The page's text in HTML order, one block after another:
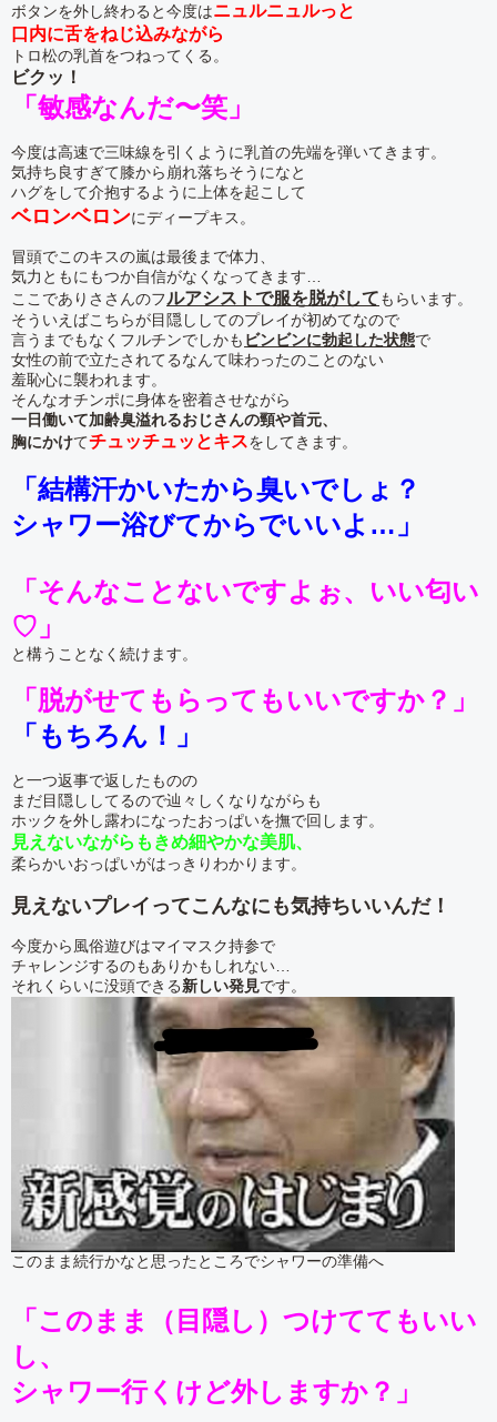
ボタンを外し終わると今度はニュルニュルっと
口内に舌をねじ込みながら
トロ松の乳首をつねってくる。
ビクッ！
「敏感なんだ〜笑」
今度は高速で三味線を引くように乳首の先端を弾いてきます。
気持ち良すぎて膝から崩れ落ちそうになと
ハグをして介抱するように上体を起こして
ベロンベロンにディープキス。
冒頭でこのキスの嵐は最後まで体力、
気力ともにもつか自信がなくなってきます…
ここでありささんのフルアシストで服を脱がしてもらいます。
そういえばこちらが目隠ししてのプレイが初めてなので
言うまでもなくフルチンでしかも ビンビンに勃起した状態で
女性の前で立たされてるなんて味わったのことのない
羞恥心に襲われます。
そんなオチンポに身体を密着させながら
一日働いて加齢臭溢れるおじさんの頸や首元、
胸にかけてチュッチュッとキスをしてきます。
「結構汗かいたから臭いでしょ？
シャワー浴びてからでいいよ…」
「そんなことないですよぉ、いい匂い
♡」
と構うことなく続けます。
「脱がせてもらってもいいですか？」
「もちろん！」
と一つ返事で返したものの
まだ目隠ししてるので辿々しくなりながらも
ホックを外し露わになったおっぱいを撫で回します。
見えないながらもきめ細やかな美肌、
柔らかいおっぱいがはっきりわかります。
見えないプレイってこんなにも気持ちいいんだ！
今度から風俗遊びはマイマスク持参で
チャレンジするのもありかもしれない…
それくらいに没頭できる新しい発見です。
このまま続行かなと思ったところでシャワーの準備へ
「このまま（目隠し）つけててもいい
し、
シャワー行くけど外しますか？」